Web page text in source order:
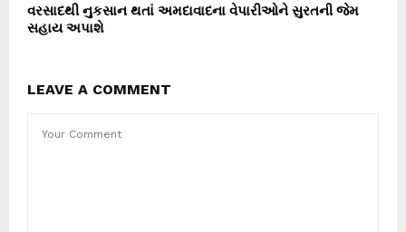
વરસાદથી નુકસાન થતાં અમદાવાદના વેપારીઓને સુરતની જેમ
સહાય અપાશે
LEAVE A COMMENT